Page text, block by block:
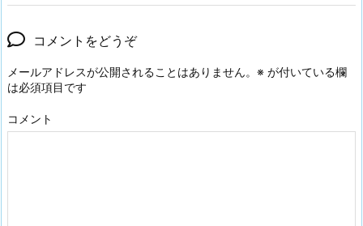
コメントをどうぞ
メールアドレスが公開されることはありません。 ※ が付いている欄
は必須項目です
コメント